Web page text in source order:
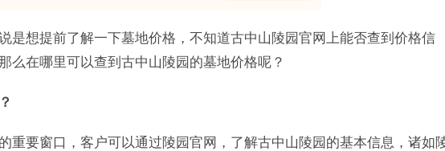
是想提前了解一下墓地价格，不知道古中山陵园官网上能否查到价格信
么在哪里可以查到古中山陵园的墓地价格呢？
重要窗口，客户可以通过陵园官网，了解古中山陵园的基本信息，诸如